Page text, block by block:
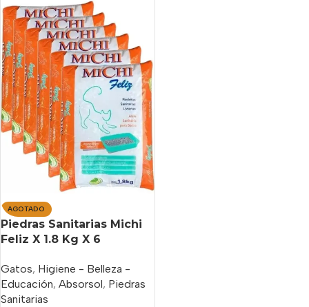
AGOTADO
Piedras Sanitarias Michi
Feliz X 1.8 Kg X 6
Gatos, Higiene - Belleza -
Educación, Absorsol, Piedras
Sanitarias